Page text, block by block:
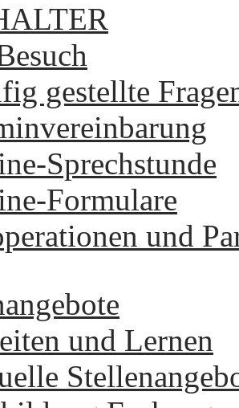
gestellte
Sprechstunde
Formulare
und
und Lernen